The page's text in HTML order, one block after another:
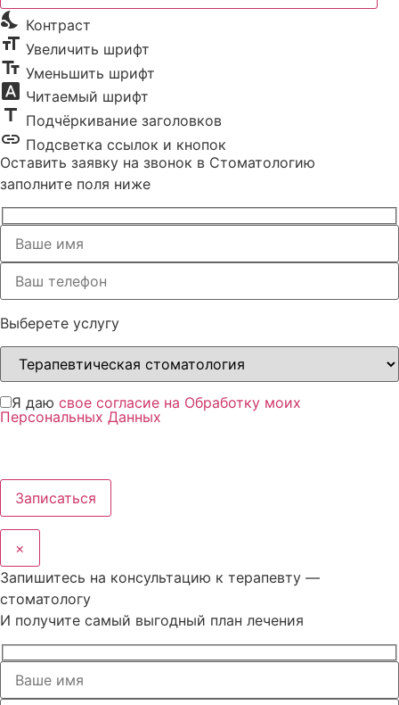
nights_stay Контраст
format_size Увеличить шрифт
text_fields Уменьшить шрифт
font_download Читаемый шрифт
title Подчёркивание заголовков
link Подсветка ссылок и кнопок
Оставить заявку на звонок в Стоматологию
заполните поля ниже
Выберете услугу
Я даю свое согласие на Обработку моих
Персональных Данных
×
Запишитесь на консультацию к терапевту —
стоматологу
И получите самый выгодный план лечения